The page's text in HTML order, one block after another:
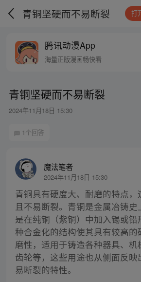
青铜坚硬而不易断裂 打
腾讯动漫App
海量正版漫画畅快看
青铜坚硬而不易断裂
2024年11月18日 15:30
1个回答
魔法笔者
2024年11月18日 15:30
青铜具有硬度大、耐磨的特点，
且不易断裂。青铜是金属冶铸史
是在纯铜（紫铜）中加入锡或铅
种合金化的结构使其具有较高的
磨性，适用于铸造各种器具、机
齿轮等，这些用途也从侧面反映
易断裂的特性。